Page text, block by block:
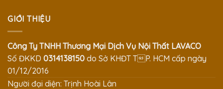
GIỚI THIỆU
Công Ty TNHH Thương Mại Dịch Vụ Nội Thất LAVACO
Số ĐKKD 0314138150 do Sở KHĐT TP. HCM cấp ngày
01/12/2016
Người đại diện: Trịnh Hoài Lân